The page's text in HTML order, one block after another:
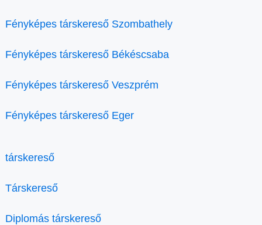
Fényképes társkereső Szombathely
Fényképes társkereső Békéscsaba
Fényképes társkereső Veszprém
Fényképes társkereső Eger
társkereső
Társkereső
Diplomás társkereső